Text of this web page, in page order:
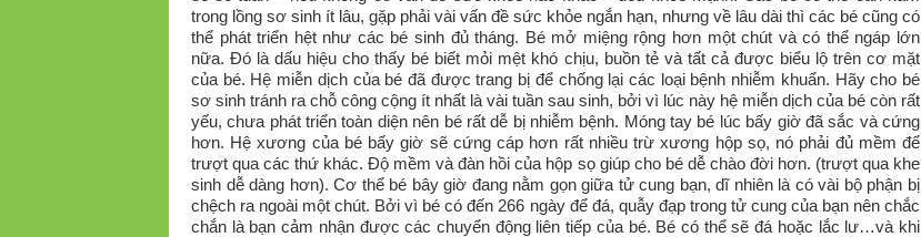
trong lồng sơ sinh ít lâu, gặp phải vài vấn đề sức khỏe ngắn hạn, nhưng về lâu dài thì các bé cũng có
thể phát triển hệt như các bé sinh đủ tháng. Bé mở miệng rộng hơn một chút và có thể ngáp lớn
nữa. Đó là dấu hiệu cho thấy bé biết mỏi mệt khó chịu, buồn tẻ và tất cả được biểu lộ trên cơ mặt
của bé. Hệ miễn dịch của bé đã được trang bị để chống lại các loại bệnh nhiễm khuẩn. Hãy cho bé
sơ sinh tránh ra chỗ công cộng ít nhất là vài tuần sau sinh, bởi vì lúc này hệ miễn dịch của bé còn rất
yếu, chưa phát triển toàn diện nên bé rất dễ bị nhiễm bệnh. Móng tay bé lúc bấy giờ đã sắc và cứng
hơn. Hệ xương của bé bấy giờ sẽ cứng cáp hơn rất nhiều trừ xương hộp sọ, nó phải đủ mềm để
trượt qua các thứ khác. Độ mềm và đàn hồi của hộp sọ giúp cho bé dễ chào đời hơn. (trượt qua khe
sinh dễ dàng hơn). Cơ thể bé bây giờ đang nằm gọn giữa tử cung bạn, dĩ nhiên là có vài bộ phận bị
chệch ra ngoài một chút. Bởi vì bé có đến 266 ngày để đá, quẫy đạp trong tử cung của bạn nên chắc
chắn là bạn cảm nhận được các chuyển động liên tiếp của bé. Bé có thể sẽ đá hoặc lắc lư…và khi